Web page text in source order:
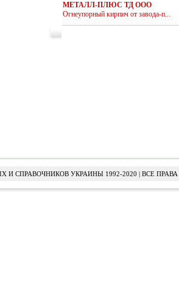
МЕТАЛЛ-ПЛЮС ТД ООО
Огнеупорный кирпич от завода-п...
И СПРАВОЧНИКОВ УКРАИНЫ 1992-2020 | ВСЕ